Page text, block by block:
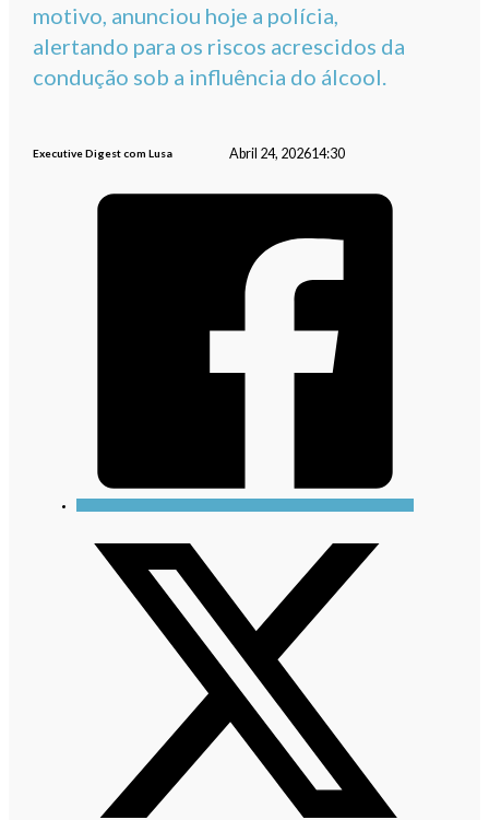
motivo, anunciou hoje a polícia,
alertando para os riscos acrescidos da
condução sob a influência do álcool.
Executive Digest com Lusa Abril 24, 202614:30